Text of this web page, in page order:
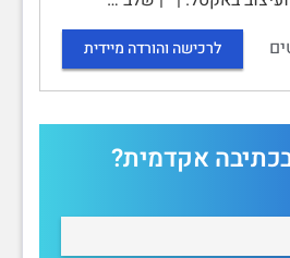
לרכישה והורדה מיידית
אקדמית?